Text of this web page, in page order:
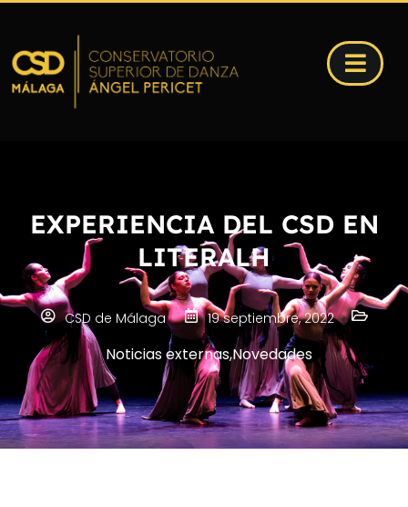
EXPERIENCIA DEL CSD EN
LITERALH
CSD de Málaga 19 septiembre, 2022
Noticias externas,Novedades